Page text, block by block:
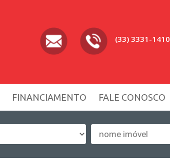
(33) 3331-1410
FINANCIAMENTO FALE CONOSCO